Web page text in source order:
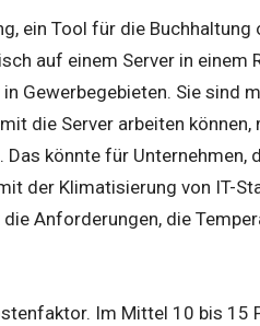
ein Tool für die
auf einem Server in einem
Gewerbegebieten. Sie sind
die Server arbeiten
Das könnte für
der Klimatisierung von IT-
die Anforderungen, die
Im Mittel 10 bis